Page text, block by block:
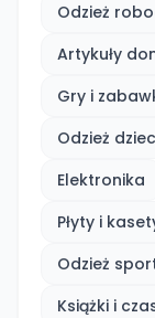
Odzież
Artykuły
Gry i
Odzież
Elektronika
Płyty i
Odzież
Książki i